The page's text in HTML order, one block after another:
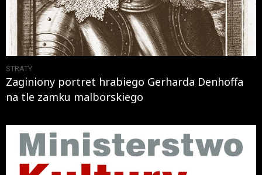
STRATY
Zaginiony portret hrabiego Gerharda Denhoffa
na tle zamku malborskiego